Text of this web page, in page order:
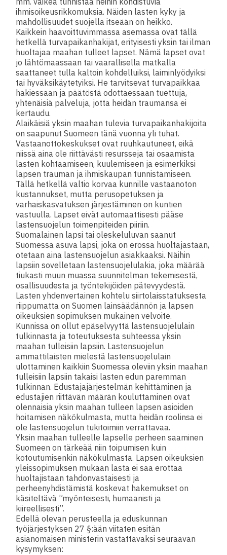
ihmisoikeusrikkomuksia. Näiden lasten kyky ja
mahdollisuudet suojella itseään on heikko.
Kaikkein haavoittuvimmassa asemassa ovat tällä
hetkellä turvapaikanhakijat, erityisesti yksin tai ilman
huoltajaa maahan tulleet lapset. Nämä lapset ovat
jo lähtömaassaan tai vaarallisella matkalla
saattaneet tulla kaltoin kohdelluiksi, laiminlyödyiksi
tai hyväksikäytetyiksi. He tarvitsevat turvapaikkaa
hakiessaan ja päätöstä odottaessaan tuettuja,
yhtenäisiä palveluja, jotta heidän traumansa ei
kertaudu.
Alaikäisiä yksin maahan tulevia turvapaikanhakijoita
on saapunut Suomeen tänä vuonna yli tuhat.
Vastaanottokeskukset ovat ruuhkautuneet, eikä
niissä aina ole riittävästi resursseja tai osaamista
lasten kohtaamiseen, kuulemiseen ja esimerkiksi
lapsen trauman ja ihmiskaupan tunnistamiseen.
Tällä hetkellä valtio korvaa kunnille vastaanoton
kustannukset, mutta perusopetuksen ja
varhaiskasvatuksen järjestäminen on kuntien
vastuulla. Lapset eivät automaattisesti pääse
lastensuojelun toimenpiteiden piiriin.
Suomalainen lapsi tai oleskeluluvan saanut
Suomessa asuva lapsi, joka on erossa huoltajastaan,
otetaan aina lastensuojelun asiakkaaksi. Näihin
lapsiin sovelletaan lastensuojelulakia, joka määrää
tiukasti muun muassa suunnitelman tekemisestä,
osallisuudesta ja työntekijöiden pätevyydestä.
Lasten yhdenvertainen kohtelu siirtolaisstatuksesta
riippumatta on Suomen lainsäädännön ja lapsen
oikeuksien sopimuksen mukainen velvoite.
Kunnissa on ollut epäselvyyttä lastensuojelulain
tulkinnasta ja toteutuksesta suhteessa yksin
maahan tulleisiin lapsiin. Lastensuojelun
ammattilaisten mielestä lastensuojelulain
ulottaminen kaikkiin Suomessa oleviin yksin maahan
tulleisiin lapsiin takaisi lasten edun paremman
tulkinnan. Edustajajärjestelmän kehittäminen ja
edustajien riittävän määrän kouluttaminen ovat
olennaisia yksin maahan tulleen lapsen asioiden
hoitamisen näkökulmasta, mutta heidän roolinsa ei
ole lastensuojelun tukitoimiin verrattavaa.
Yksin maahan tulleelle lapselle perheen saaminen
Suomeen on tärkeää niin toipumisen kuin
kotoutumisenkin näkökulmasta. Lapsen oikeuksien
yleissopimuksen mukaan lasta ei saa erottaa
huoltajistaan tahdonvastaisesti ja
perheenyhdistämistä koskevat hakemukset on
käsiteltävä ”myönteisesti, humaanisti ja
kiireellisesti”.
Edellä olevan perusteella ja eduskunnan
työjärjestyksen 27 §:ään viitaten esitän
asianomaisen ministerin vastattavaksi seuraavan
kysymyksen: